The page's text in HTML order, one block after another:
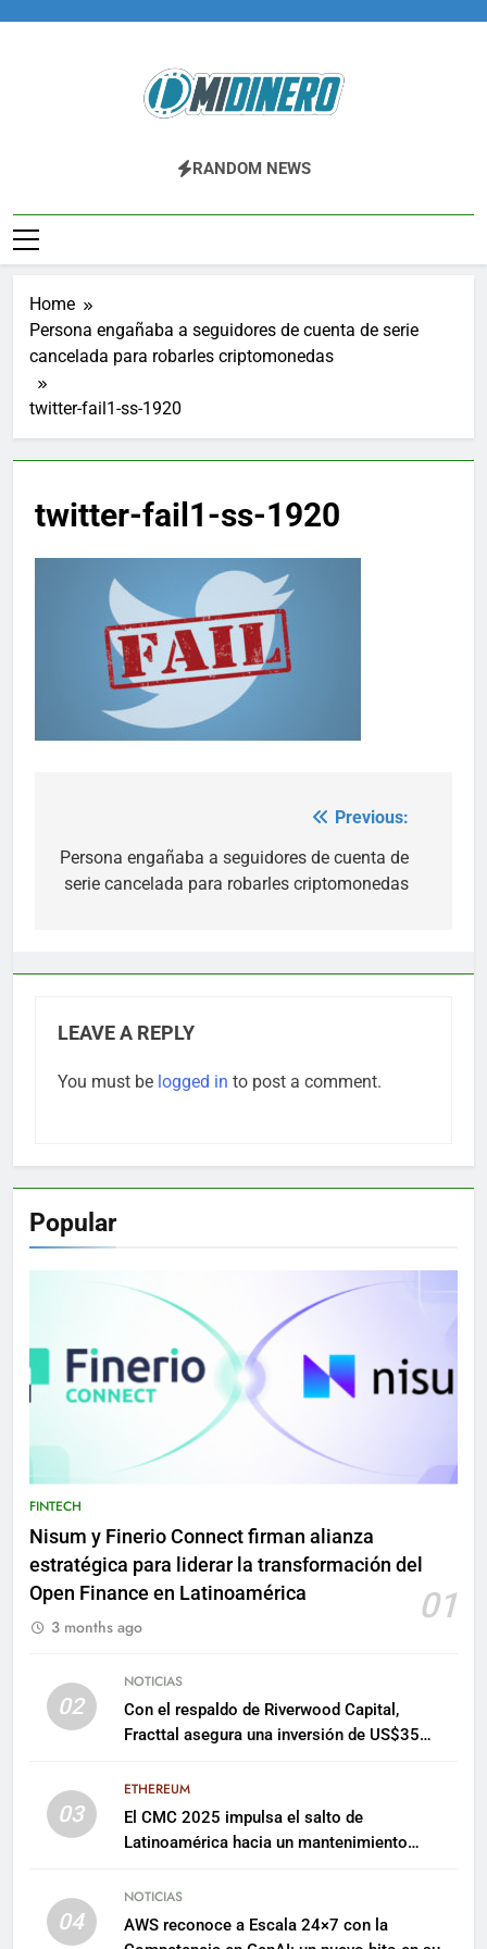
Midinero.co
Fintech, Criptomonedas
RANDOM NEWS
Home
Persona engañaba a seguidores de cuenta de serie
cancelada para robarles criptomonedas
twitter-fail1-ss-1920
twitter-fail1-ss-1920
navigation
Previous:
Persona engañaba a seguidores de cuenta de
serie cancelada para robarles criptomonedas
LEAVE A REPLY
You must be logged in to post a comment.
Popular
FINTECH
Nisum y Finerio Connect firman alianza
estratégica para liderar la transformación del
Open Finance en Latinoamérica
01
3 months ago
02
NOTICIAS
Con el respaldo de Riverwood Capital,
Fracttal asegura una inversión de US$35
03
ETHEREUM
El CMC 2025 impulsa el salto de
Latinoamérica hacia un mantenimiento
04
NOTICIAS
AWS reconoce a Escala 24×7 con la